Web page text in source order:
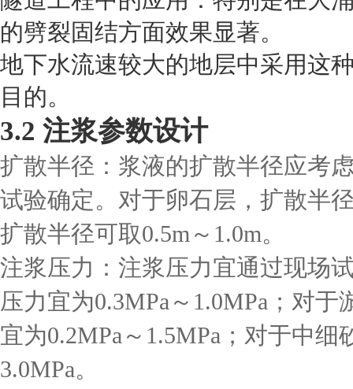
的劈裂固结方面效果显著。
地下水流速较大的地层中采用这
目的。
3.2 注浆参数设计
扩散半径：浆液的扩散半径应考
试验确定。对于卵石层，扩散半
扩散半径可取0.5m～1.0m。
注浆压力：注浆压力宜通过现场
压力宜为0.3MPa～1.0MPa；对
宜为0.2MPa～1.5MPa；对于中
3.0MPa。